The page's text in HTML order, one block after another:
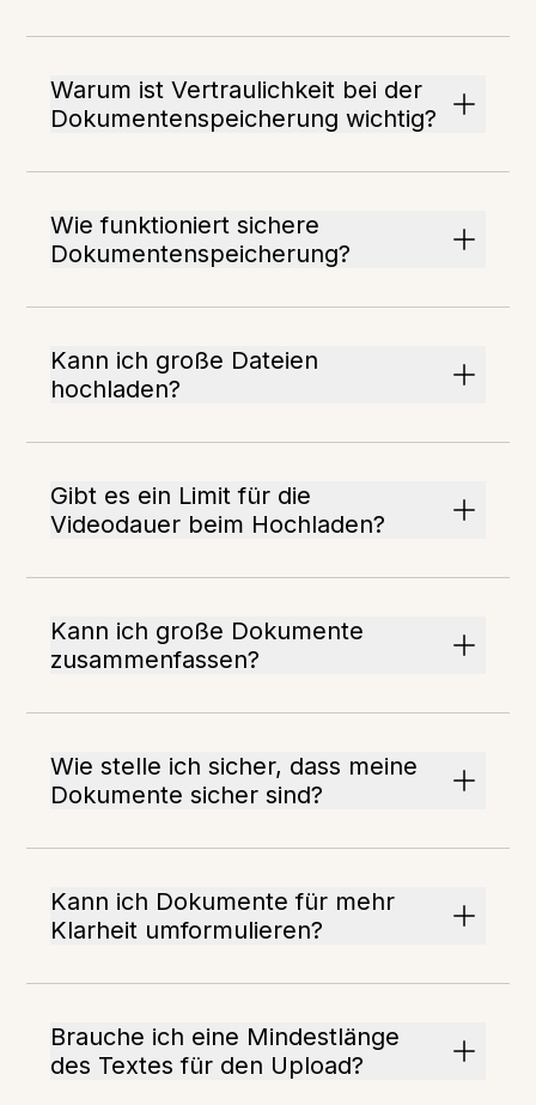
Warum ist Vertraulichkeit bei der
Dokumentenspeicherung wichtig?
Wie funktioniert sichere
Dokumentenspeicherung?
Kann ich große Dateien
hochladen?
Gibt es ein Limit für die
Videodauer beim Hochladen?
Kann ich große Dokumente
zusammenfassen?
Wie stelle ich sicher, dass meine
Dokumente sicher sind?
Kann ich Dokumente für mehr
Klarheit umformulieren?
Brauche ich eine Mindestlänge
des Textes für den Upload?